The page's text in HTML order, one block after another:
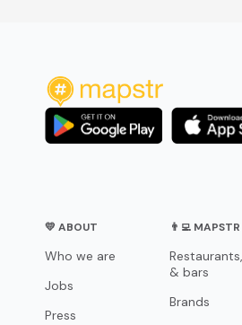
💛 ABOUT
Who we are
Jobs
Press
👨‍💻
& bars
Brands